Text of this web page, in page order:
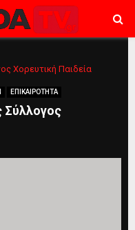
Χορευτική Παιδεία
ΕΠΙΚΑΙΡΟΤΗΤΑ
Σύλλογος